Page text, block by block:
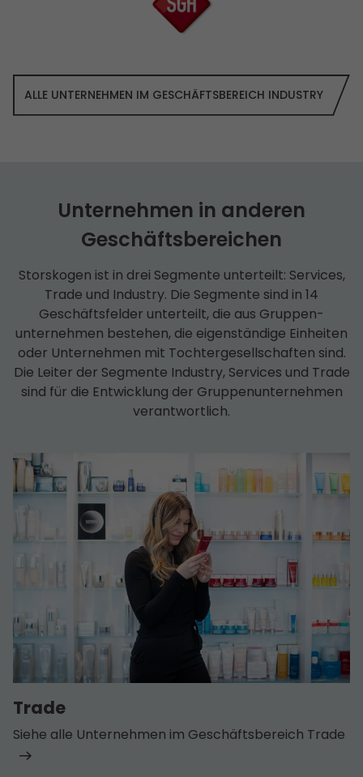
ALLE UNTERNEHMEN IM GESCHÄFTS­BEREICH INDUSTRY
Unternehmen in anderen
Geschäfts­bereichen
Storskogen ist in drei Segmente unterteilt: Services,
Trade und Industry. Die Segmente sind in 14
Geschäfts­felder unterteilt, die aus Gruppen­
unternehmen bestehen, die eigenständige Einheiten
oder Unternehmen mit Tochter­­gesell­schaften sind.
Die Leiter der Segmente Industry, Services und Trade
sind für die Entwicklung der Gruppen­unternehmen
verantwortlich.
Trade
Siehe alle Unternehmen im Geschäfts­bereich Trade